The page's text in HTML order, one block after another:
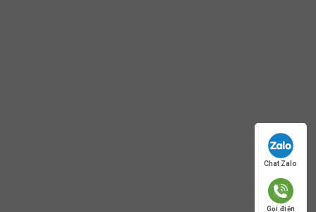
Chat Zalo
Gọi điện